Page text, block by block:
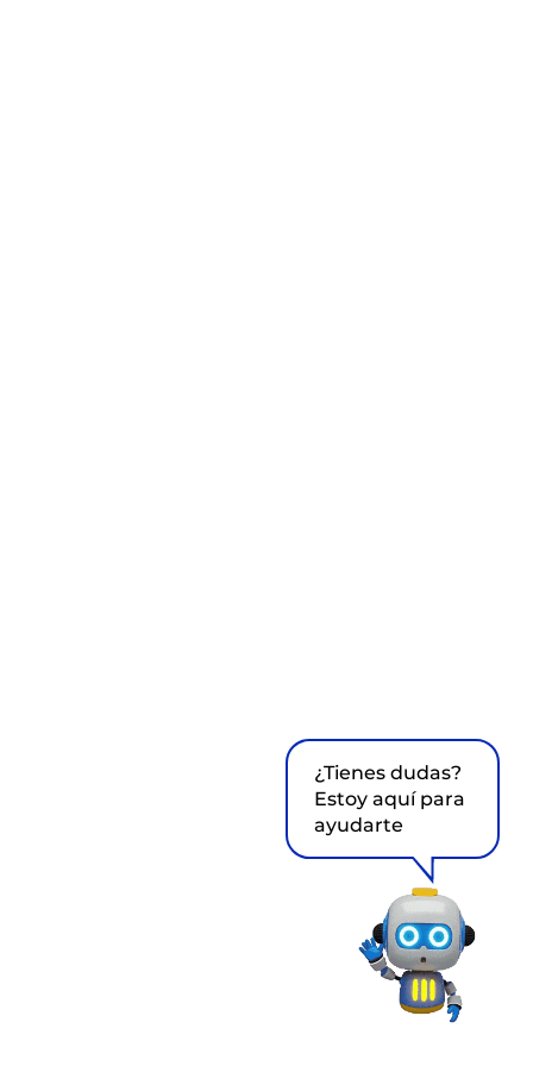
¿Tienes dudas?
Estoy aquí para
ayudarte